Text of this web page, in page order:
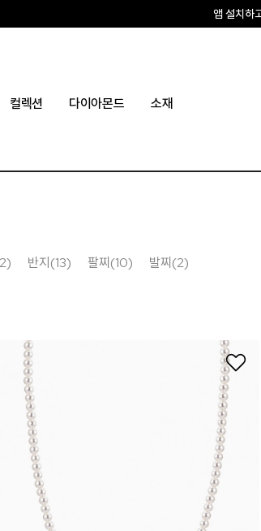
앱 설치하
컬렉션 다이아몬드 소재
반지(13) 팔찌(10) 발찌(2)